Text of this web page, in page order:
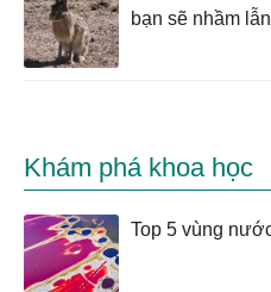
bạn sẽ nhầm
Khám phá khoa học
Top 5 vùng